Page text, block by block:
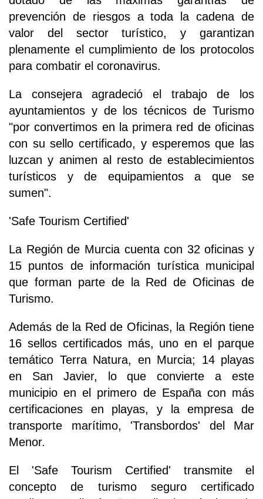
prevención de riesgos a toda la cadena de
valor del sector turístico, y garantizan
plenamente el cumplimiento de los protocolos
para combatir el coronavirus.
La consejera agradeció el trabajo de los
ayuntamientos y de los técnicos de Turismo
"por convertimos en la primera red de oficinas
con su sello certificado, y esperemos que las
luzcan y animen al resto de establecimientos
turísticos y de equipamientos a que se
sumen".
'Safe Tourism Certified'
La Región de Murcia cuenta con 32 oficinas y
15 puntos de información turística municipal
que forman parte de la Red de Oficinas de
Turismo.
Además de la Red de Oficinas, la Región tiene
16 sellos certificados más, uno en el parque
temático Terra Natura, en Murcia; 14 playas
en San Javier, lo que convierte a este
municipio en el primero de España con más
certificaciones en playas, y la empresa de
transporte marítimo, 'Transbordos' del Mar
Menor.
El 'Safe Tourism Certified' transmite el
concepto de turismo seguro certificado